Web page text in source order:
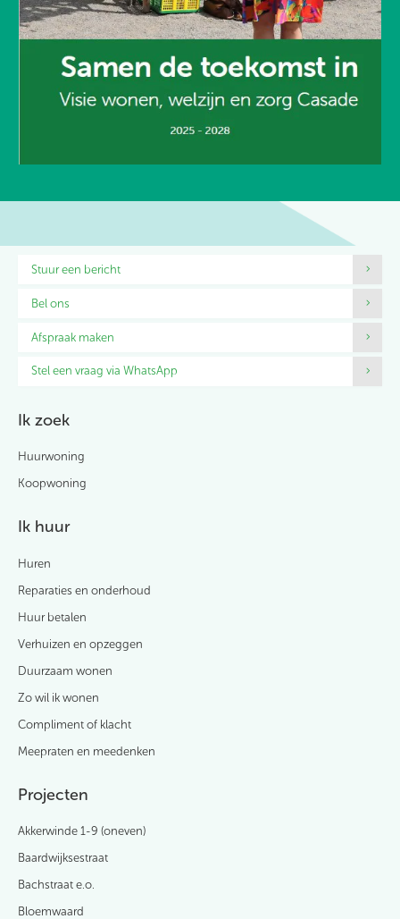
Contactinformatie
Stuur een bericht
Bel ons
Afspraak maken
Stel een vraag via WhatsApp
Ik zoek
Huurwoning
Koopwoning
Ik huur
Huren
Reparaties en onderhoud
Huur betalen
Verhuizen en opzeggen
Duurzaam wonen
Zo wil ik wonen
Compliment of klacht
Meepraten en meedenken
Projecten
Akkerwinde 1-9 (oneven)
Baardwijksestraat
Bachstraat e.o.
Bloemwaard